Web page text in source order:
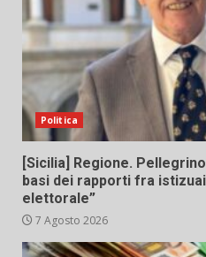
Politica
[Sicilia] Regione.
basi dei rapporti fra
elettorale”
7 Agosto 2026